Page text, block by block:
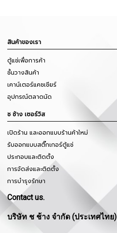
สินค้าของเรา
ตู้แช่เพื่อการค้า
ชั้นวางสินค้า
เคาน์เตอร์แคชเชียร์
อุปกรณ์ตลาดนัด
ช ช้าง เซอร์วิส
เปิดร้าน และออกแบบร้านค้าใหม่
รับออกแบบสติ๊กเกอร์ตู้แช่
ประกอบและติดตั้ง
การจัดส่งและติดตั้ง
การบำรุงรักษา
Contact us.
บริษัท ช ช้าง จำกัด (ประเทศไทย)